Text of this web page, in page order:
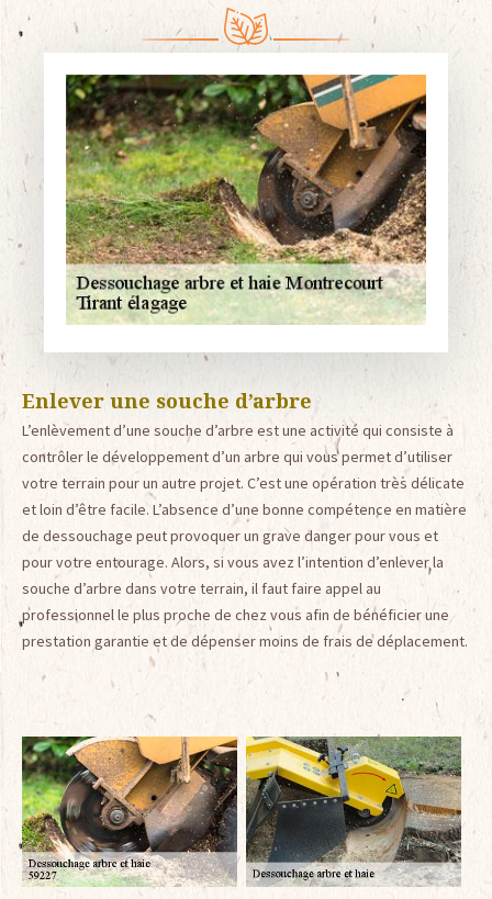
Enlever une souche d’arbre
L’enlèvement d’une souche d’arbre est une activité qui consiste à
contrôler le développement d’un arbre qui vous permet d’utiliser
votre terrain pour un autre projet. C’est une opération très délicate
et loin d’être facile. L’absence d’une bonne compétence en matière
de dessouchage peut provoquer un grave danger pour vous et
pour votre entourage. Alors, si vous avez l’intention d’enlever la
souche d’arbre dans votre terrain, il faut faire appel au
professionnel le plus proche de chez vous afin de bénéficier une
prestation garantie et de dépenser moins de frais de déplacement.